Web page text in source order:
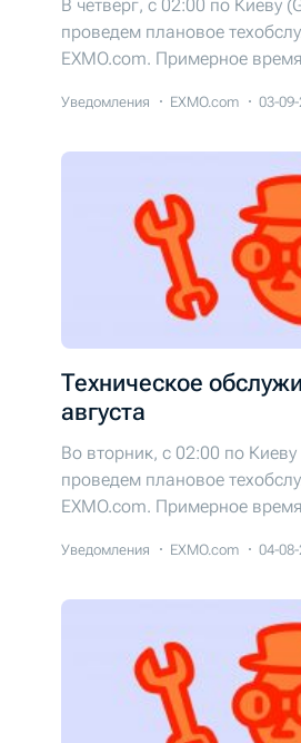
В четверг, с 02:00 по Киеву
проведем плановое
EXMO.com. Примерное
Уведомления EXMO.com 03-
Техническое
августа
Во вторник, с 02:00 по
проведем плановое
EXMO.com. Примерное
Уведомления EXMO.com 04-